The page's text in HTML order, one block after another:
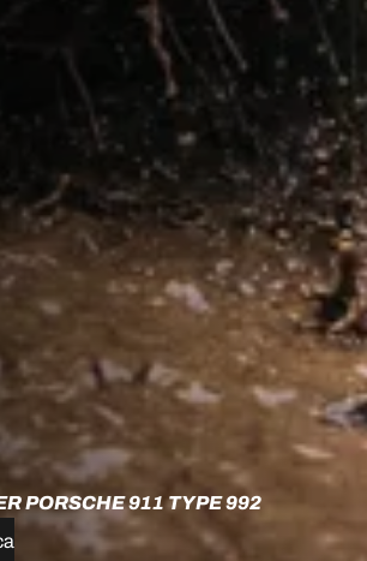
PORSCHE 911 TYPE 992